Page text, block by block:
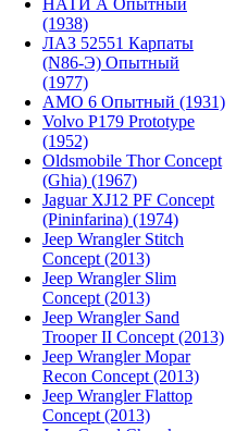
НАТИ А Опытный
(1938)
ЛАЗ 52551 Карпаты
(N86-Э) Опытный
(1977)
АМО 6 Опытный (1931)
Volvo P179 Prototype
(1952)
Oldsmobile Thor Concept
(Ghia) (1967)
Jaguar XJ12 PF Concept
(Pininfarina) (1974)
Jeep Wrangler Stitch
Concept (2013)
Jeep Wrangler Slim
Concept (2013)
Jeep Wrangler Sand
Trooper II Concept (2013)
Jeep Wrangler Mopar
Recon Concept (2013)
Jeep Wrangler Flattop
Concept (2013)